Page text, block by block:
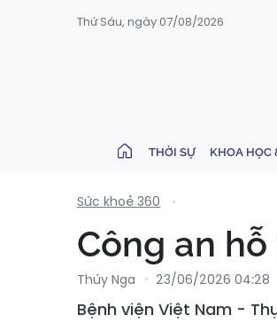
Thứ Sáu, ngày 07/08/2026
THỜI SỰ KHOA HỌC
Sức khoẻ 360
Công an
Thúy Nga 23/06/2026 04:28
Bệnh viện Việt Nam -